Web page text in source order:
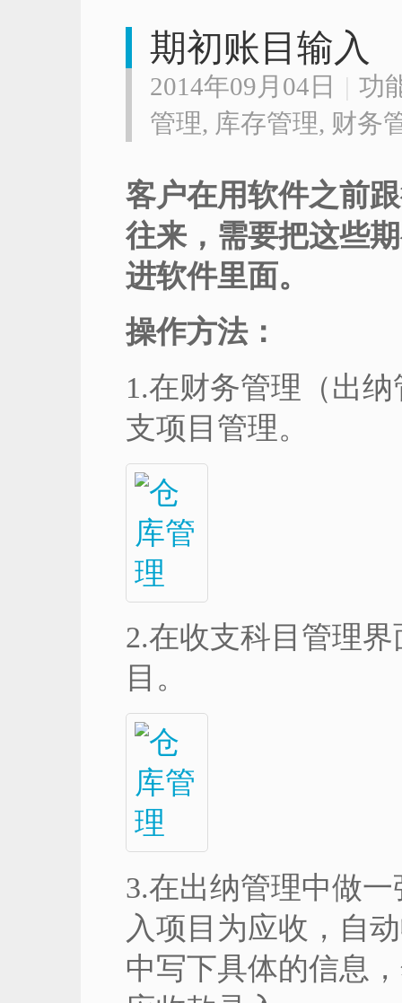
期初账目输入
2014年09月04日 | 功
管理, 库存管理, 财务
客户在用软件之前
往来，需要把这些
进软件里面。
操作方法：
1.在财务管理（出
支项目管理。
2.在收支科目管理
目。
3.在出纳管理中做
入项目为应收，自
中写下具体的信息